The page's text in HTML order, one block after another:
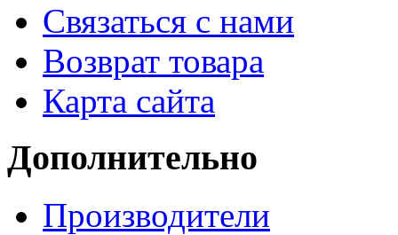
Связаться с нами
Возврат товара
Карта сайта
Дополнительно
Производители